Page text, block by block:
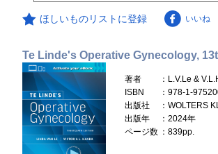
ほしいものリストに登録 いいね
Te Linde's Operative Gynecology,
著者
：L.V.Le &
ISBN
：978-1-
出版社
：WOLTERS
出版年
：2024年
ページ数 ：839pp.